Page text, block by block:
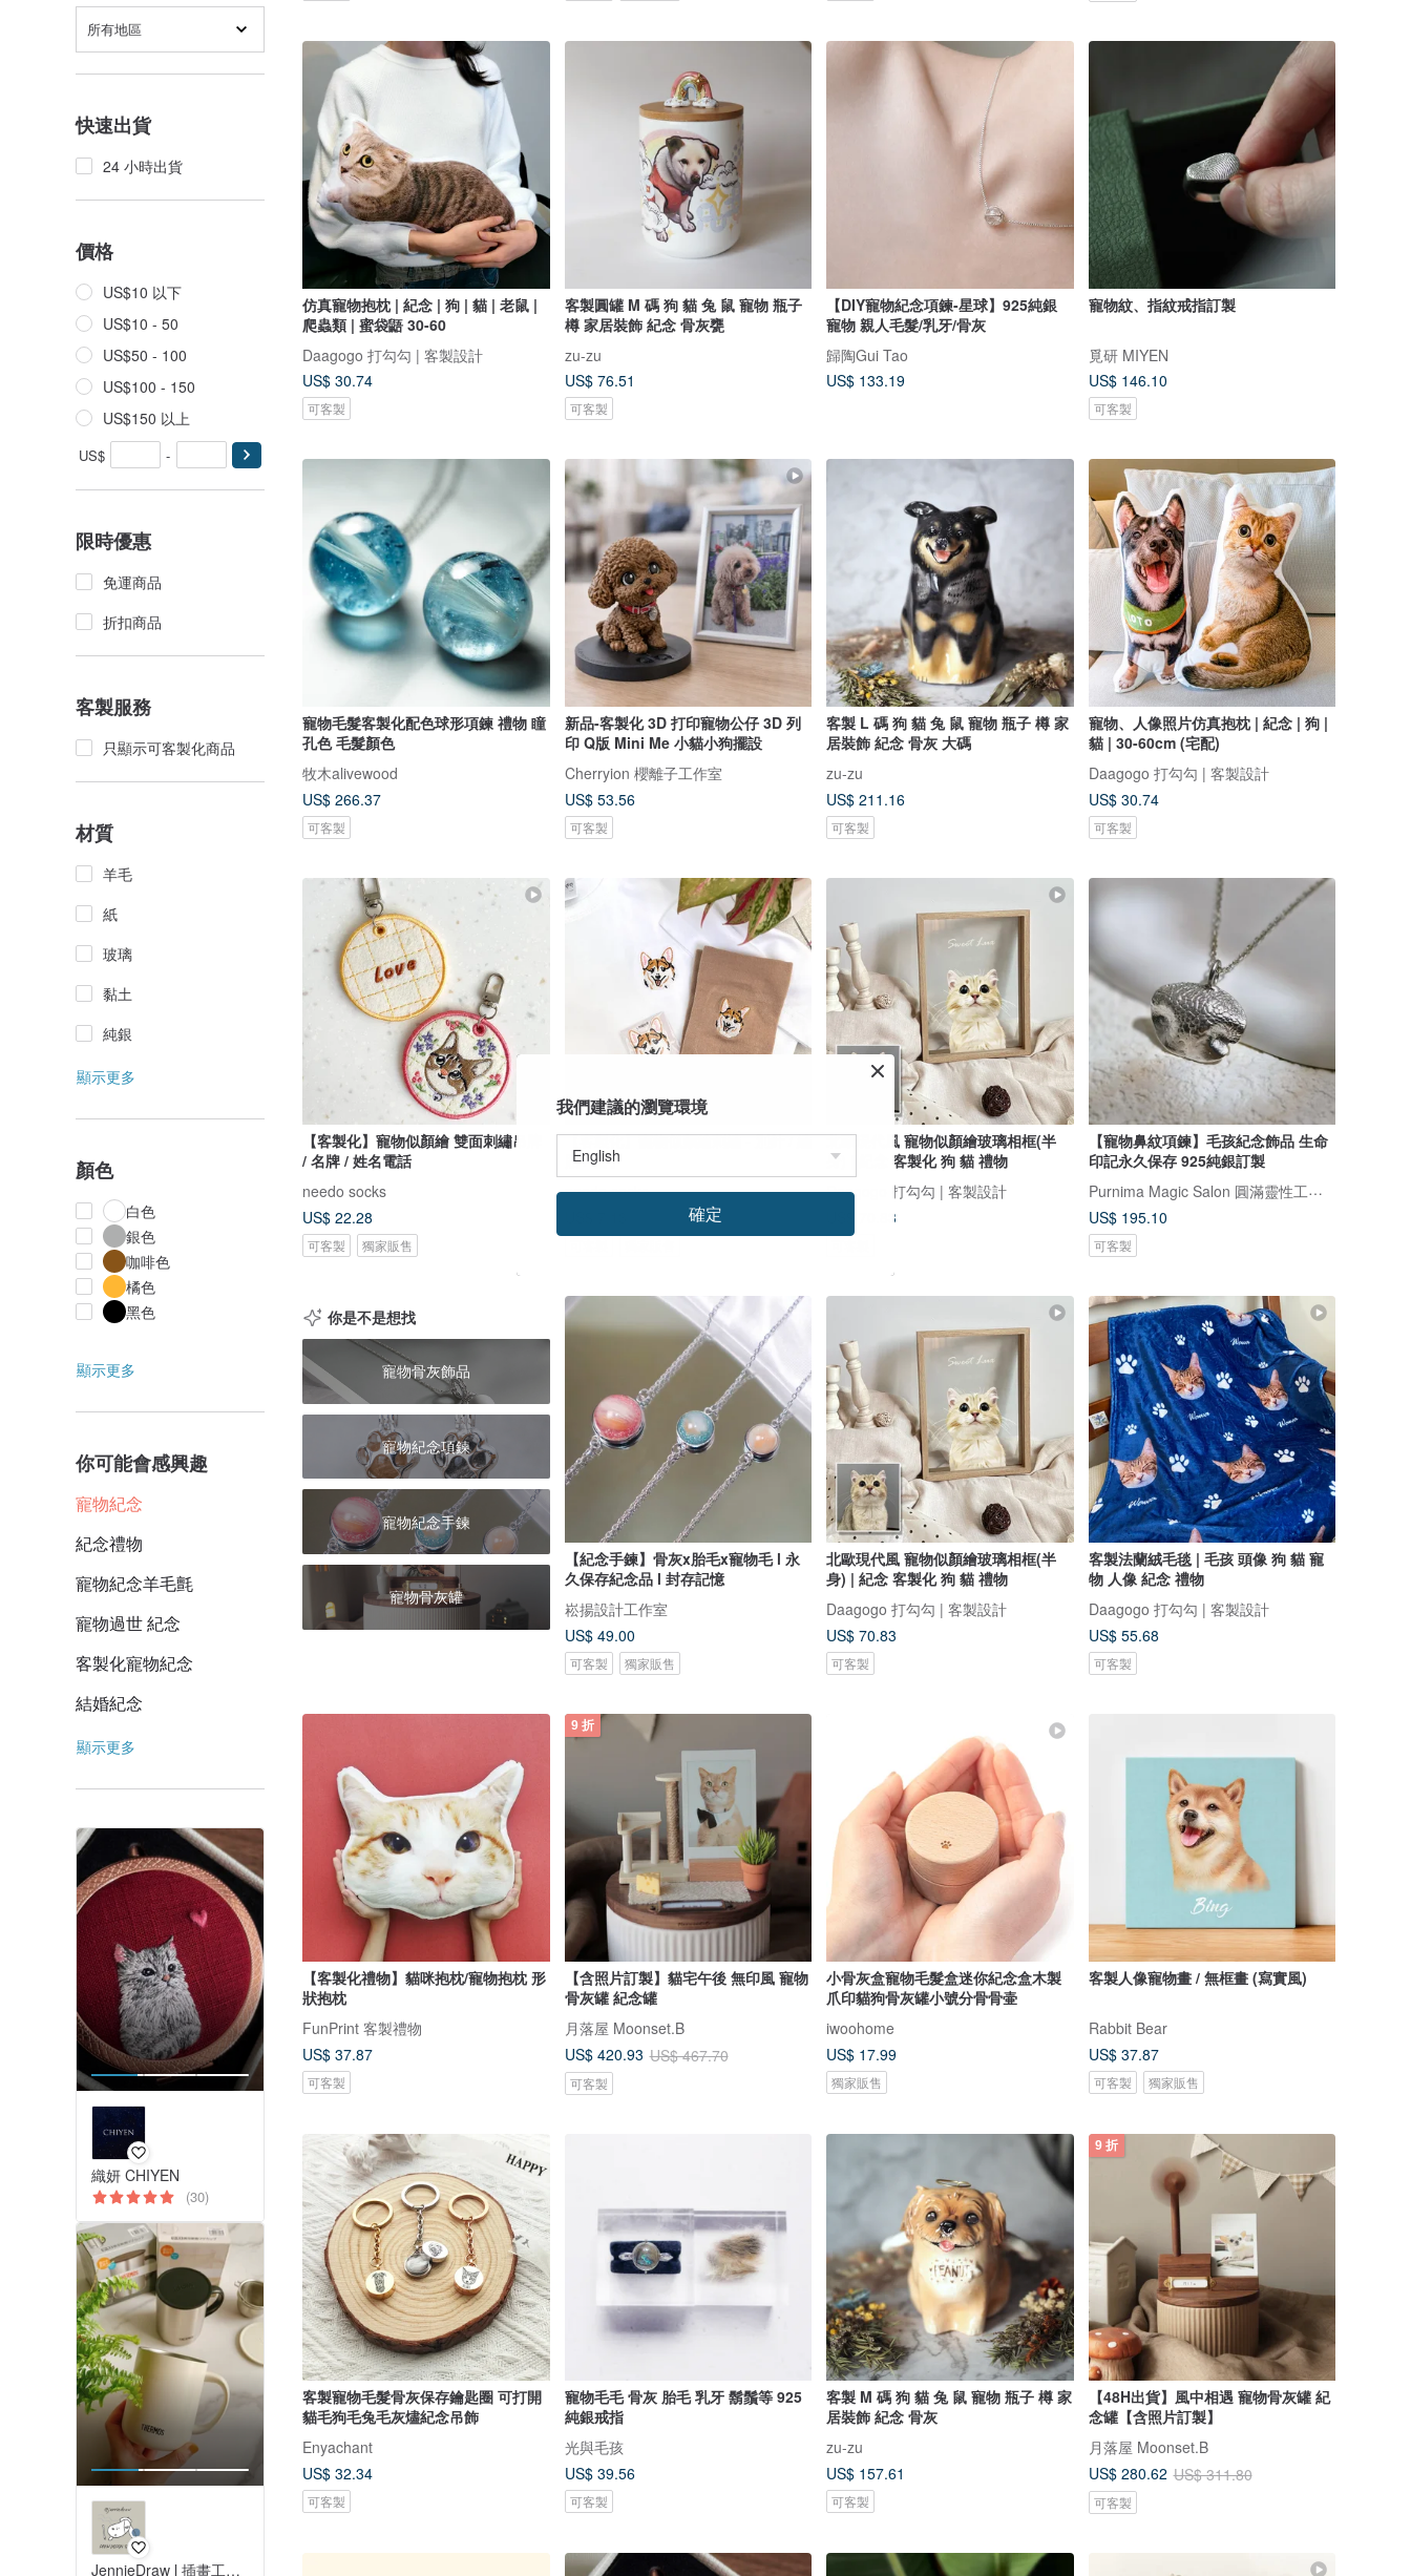
所有地區
快速出貨
24 小時出貨
價格
US$10 以下
US$10 - 50
US$50 - 100
US$100 - 150
US$150 以上
US$ -
限時優惠
免運商品
折扣商品
客製服務
只顯示可客製化商品
材質
羊毛
紙
玻璃
黏土
純銀
顯示更多
顏色
白色
銀色
咖啡色
橘色
黑色
顯示更多
你可能會感興趣
寵物紀念
紀念禮物
寵物紀念羊毛氈
寵物過世 紀念
客製化寵物紀念
結婚紀念
顯示更多
織妍 CHIYEN
(30)
JennieDraw l 插畫工作室
仿真寵物抱枕 | 紀念 | 狗 | 貓 | 老鼠 |
爬蟲類 | 蜜袋鼯 30-60
Daagogo 打勾勾 | 客製設計
US$ 30.74
可客製
客製圓罐 M 碼 狗 貓 兔 鼠 寵物 瓶子
樽 家居裝飾 紀念 骨灰甕
zu-zu
US$ 76.51
可客製
【DIY寵物紀念項鍊-星球】925純銀
寵物 親人毛髮/乳牙/骨灰
歸陶Gui Tao
US$ 133.19
寵物紋、指紋戒指訂製
覓研 MIYEN
US$ 146.10
可客製
寵物毛髮客製化配色球形項鍊 禮物 瞳
孔色 毛髮顏色
牧木alivewood
US$ 266.37
可客製
新品-客製化 3D 打印寵物公仔 3D 列
印 Q版 Mini Me 小貓小狗擺設
Cherryion 櫻離子工作室
US$ 53.56
可客製
客製 L 碼 狗 貓 兔 鼠 寵物 瓶子 樽 家
居裝飾 紀念 骨灰 大碼
zu-zu
US$ 211.16
可客製
寵物、人像照片仿真抱枕 | 紀念 | 狗 |
貓 | 30-60cm (宅配)
Daagogo 打勾勾 | 客製設計
US$ 30.74
可客製
【客製化】寵物似顏繪 雙面刺繡吊牌
/ 名牌 / 姓名電話
needo socks
US$ 22.28
可客製 獨家販售
【客製化】寵物似顏繪刺繡 - 別針 / 繡
貼 / 襪子
needo socks
北歐現代風 寵物似顏繪玻璃相框(半
身) | 紀念 客製化 狗 貓 禮物
Daagogo 打勾勾 | 客製設計
US$ 70.83
【寵物鼻紋項鍊】毛孩紀念飾品 生命
印記永久保存 925純銀訂製
Purnima Magic Salon 圓滿靈性工作坊
US$ 195.10
可客製
你是不是想找
寵物骨灰飾品
寵物紀念項鍊
寵物紀念手鍊
寵物骨灰罐
【紀念手鍊】骨灰x胎毛x寵物毛 l 永
久保存紀念品 l 封存記憶
崧揚設計工作室
US$ 49.00
可客製 獨家販售
北歐現代風 寵物似顏繪玻璃相框(半
身) | 紀念 客製化 狗 貓 禮物
Daagogo 打勾勾 | 客製設計
US$ 70.83
可客製
客製法蘭絨毛毯 | 毛孩 頭像 狗 貓 寵
物 人像 紀念 禮物
Daagogo 打勾勾 | 客製設計
US$ 55.68
可客製
【客製化禮物】貓咪抱枕/寵物抱枕 形
狀抱枕
FunPrint 客製禮物
US$ 37.87
可客製
9 折
【含照片訂製】貓宅午後 無印風 寵物
骨灰罐 紀念罐
月落屋 Moonset.B
US$ 420.93 US$ 467.70
可客製
小骨灰盒寵物毛髮盒迷你紀念盒木製
爪印貓狗骨灰罐小號分骨骨壷
iwoohome
US$ 17.99
獨家販售
客製人像寵物畫 / 無框畫 (寫實風)
Rabbit Bear
US$ 37.87
可客製 獨家販售
客製寵物毛髮骨灰保存鑰匙圈 可打開
貓毛狗毛兔毛灰燼紀念吊飾
Enyachant
US$ 32.34
可客製
寵物毛毛 骨灰 胎毛 乳牙 鬍鬚等 925
純銀戒指
光與毛孩
US$ 39.56
可客製
客製 M 碼 狗 貓 兔 鼠 寵物 瓶子 樽 家
居裝飾 紀念 骨灰
zu-zu
US$ 157.61
可客製
9 折
【48H出貨】風中相遇 寵物骨灰罐 紀
念罐【含照片訂製】
月落屋 Moonset.B
US$ 280.62 US$ 311.80
可客製
我們建議的瀏覽環境
確定